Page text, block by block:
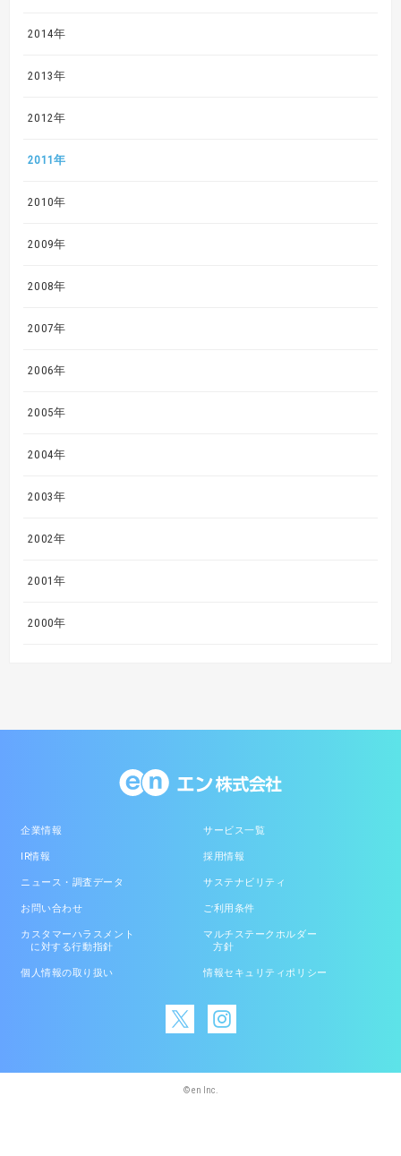
2014年
2013年
2012年
2011年
2010年
2009年
2008年
2007年
2006年
2005年
2004年
2003年
2002年
2001年
2000年
企業情報 サービス一覧
IR情報 採用情報
ニュース・調査データ サステナビリティ
お問い合わせ ご利用条件
カスタマーハラスメント
に対する行動指針
マルチステークホルダー
方針
個人情報の取り扱い 情報セキュリティポリシー
© en Inc.